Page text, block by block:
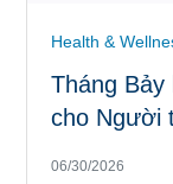
Health &
Tháng
cho Người
06/30/2026